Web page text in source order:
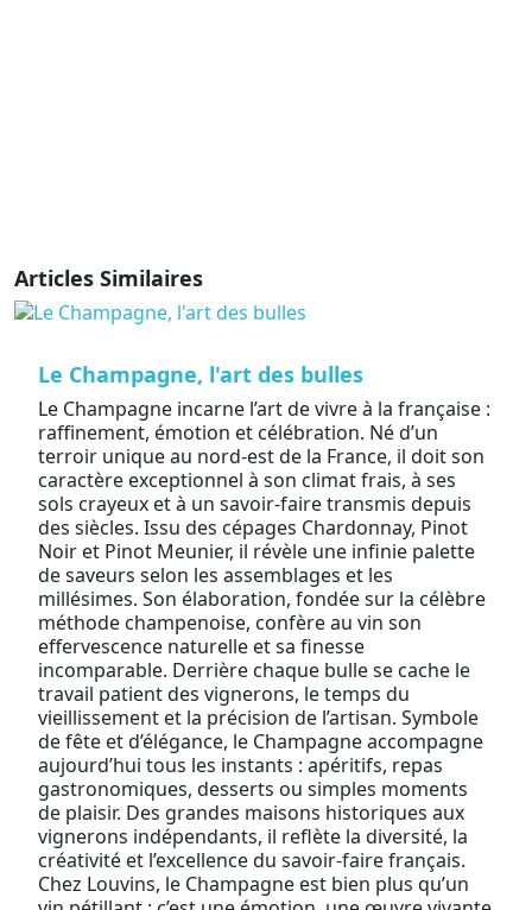
Articles Similaires
Le Champagne, l'art des bulles
Le Champagne incarne l’art de vivre à la française :
raffinement, émotion et célébration. Né d’un
terroir unique au nord-est de la France, il doit son
caractère exceptionnel à son climat frais, à ses
sols crayeux et à un savoir-faire transmis depuis
des siècles. Issu des cépages Chardonnay, Pinot
Noir et Pinot Meunier, il révèle une infinie palette
de saveurs selon les assemblages et les
millésimes. Son élaboration, fondée sur la célèbre
méthode champenoise, confère au vin son
effervescence naturelle et sa finesse
incomparable. Derrière chaque bulle se cache le
travail patient des vignerons, le temps du
vieillissement et la précision de l’artisan. Symbole
de fête et d’élégance, le Champagne accompagne
aujourd’hui tous les instants : apéritifs, repas
gastronomiques, desserts ou simples moments
de plaisir. Des grandes maisons historiques aux
vignerons indépendants, il reflète la diversité, la
créativité et l’excellence du savoir-faire français.
Chez Louvins, le Champagne est bien plus qu’un